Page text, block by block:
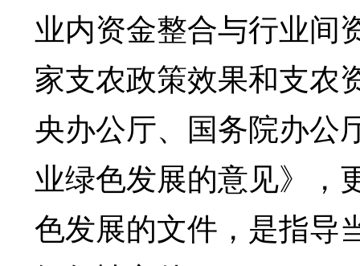
业内资金整合与行业间
家支农政策效果和支农
央办公厅、国务院办公
业绿色发展的意见》，
色发展的文件，是指导